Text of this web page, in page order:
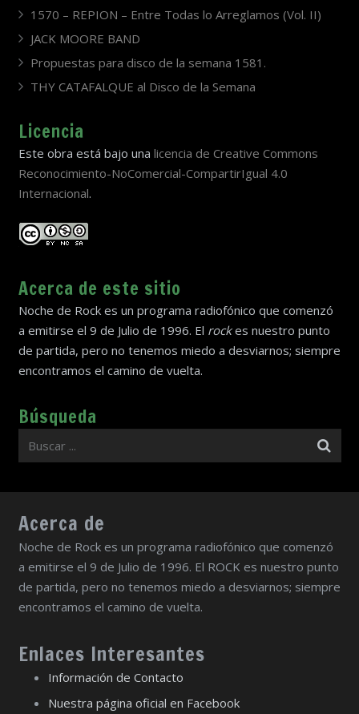
1570 – REPION – Entre Todas lo Arreglamos (Vol. II)
JACK MOORE BAND
Propuestas para disco de la semana 1581.
THY CATAFALQUE al Disco de la Semana
Licencia
Este obra está bajo una licencia de Creative Commons
Reconocimiento-NoComercial-CompartirIgual 4.0
Internacional.
Acerca de este sitio
Noche de Rock es un programa radiofónico que comenzó
a emitirse el 9 de Julio de 1996. El rockes nuestro punto
de partida, pero no tenemos miedo a desviarnos; siempre
encontramos el camino de vuelta.
Búsqueda
Acerca de
Noche de Rock es un programa radiofónico que comenzó
a emitirse el 9 de Julio de 1996. El ROCK es nuestro punto
de partida, pero no tenemos miedo a desviarnos; siempre
encontramos el camino de vuelta.
Enlaces Interesantes
Información de Contacto
Nuestra página oficial en Facebook